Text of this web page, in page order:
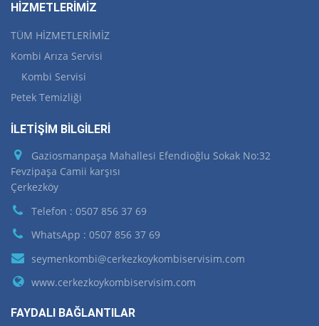
HİZMETLERİMİZ
TÜM HİZMETLERİMİZ
Kombi Arıza Servisi
Kombi Servisi
Petek Temizliği
İLETİŞİM BİLGİLERİ
Gaziosmanpaşa Mahallesi Efendioğlu Sokak No:32
Fevzipaşa Camii karşısı
Çerkezköy
Telefon : 0507 856 37 69
WhatsApp : 0507 856 37 69
seymenkombi@cerkezkoykombiservisim.com
www.cerkezkoykombiservisim.com
FAYDALI BAĞLANTILAR